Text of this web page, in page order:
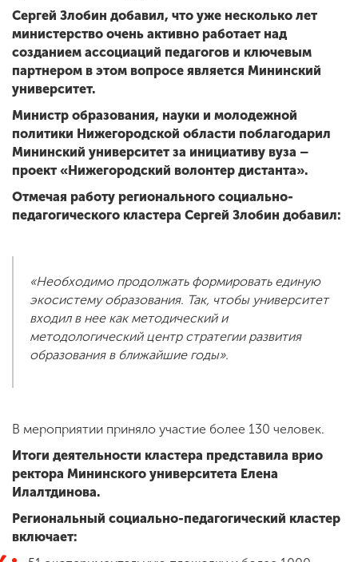
Сергей Злобин добавил, что уже несколько лет
министерство очень активно работает над
созданием ассоциаций педагогов и ключевым
партнером в этом вопросе является Мининский
университет.
Министр образования, науки и молодежной
политики Нижегородской области поблагодарил
Мининский университет за инициативу вуза –
проект «Нижегородский волонтер дистанта».
Отмечая работу регионального социально-
педагогического кластера Сергей Злобин добавил:
«Необходимо продолжать формировать единую
экосистему образования. Так, чтобы университет
входил в нее как методический и
методологический центр стратегии развития
образования в ближайшие годы».
В мероприятии приняло участие более 130 человек.
Итоги деятельности кластера представила врио
ректора Мининского университета Елена
Илалтдинова.
Региональный социально-педагогический кластер
включает: